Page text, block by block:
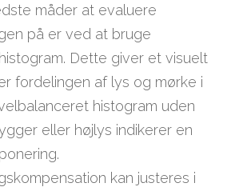
måder at evaluere
på er ved at bruge
Dette giver et visuelt
fordelingen af lys og mørke i
histogram uden
eller højlys indikerer en
kan justeres i